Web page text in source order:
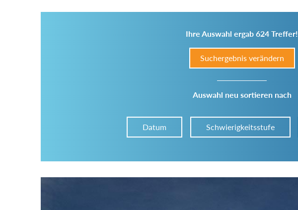
Ihre Auswahl ergab 624 Treffer!
Suchergebnis verändern
Auswahl neu sortieren nach
Datum Schwierigkeitsstufe